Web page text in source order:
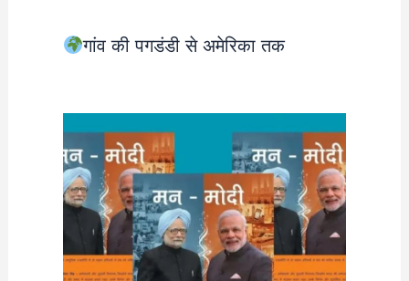
गांव की पगडंडी से अमेरिका तक